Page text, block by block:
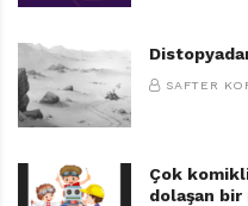
SAFTER
Çok
dolaşan